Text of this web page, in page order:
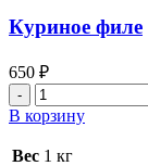
Куриное филе
650 ₽
Количество
товара
Куриное
филе
В корзину
Вес 1 кг